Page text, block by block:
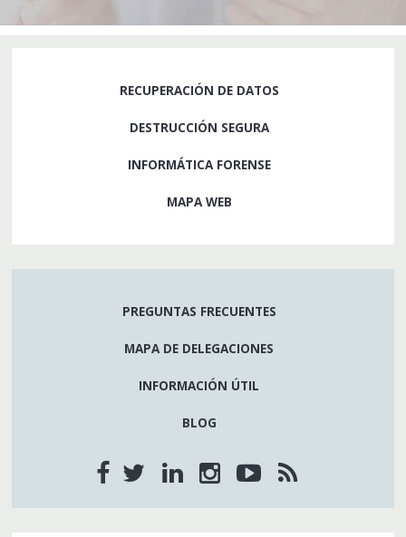
RECUPERACIÓN DE DATOS
DESTRUCCIÓN SEGURA
INFORMÁTICA FORENSE
MAPA WEB
PREGUNTAS FRECUENTES
MAPA DE DELEGACIONES
INFORMACIÓN ÚTIL
BLOG